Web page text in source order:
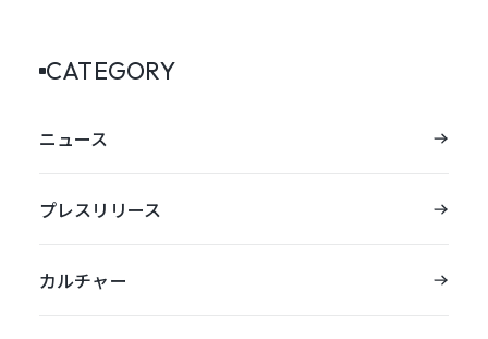
CATEGORY
ニュース
プレスリリース
カルチャー